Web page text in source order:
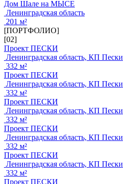
Дом Шале на МЫСЕ
Ленинградская область
201 м²
[ПОРТФОЛИО]
[02]
Проект ПЕСКИ
Ленинградская область, КП Пески
332 м²
Проект ПЕСКИ
Ленинградская область, КП Пески
332 м²
Проект ПЕСКИ
Ленинградская область, КП Пески
332 м²
Проект ПЕСКИ
Ленинградская область, КП Пески
332 м²
Проект ПЕСКИ
Ленинградская область, КП Пески
332 м²
Проект ПЕСКИ